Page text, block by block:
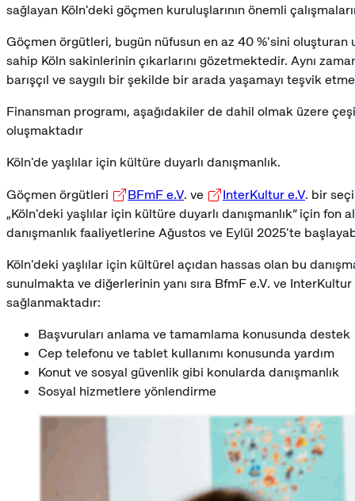
sağlayan Köln'deki göçmen kuruluşlarının önemli
Göçmen örgütleri, bugün nüfusun en az 40 %'sini oluşturan
sahip Köln sakinlerinin çıkarlarını gözetmektedir. Aynı
barışçıl ve saygılı bir şekilde bir arada yaşamayı teşvik
Finansman programı, aşağıdakiler de dahil olmak üzere
oluşmaktadır
Köln'de yaşlılar için kültüre duyarlı danışmanlık.
Göçmen örgütleri
BFmF e.V. ve InterKultur e.V. bir
„Köln'deki yaşlılar için kültüre duyarlı danışmanlık“ için fon
danışmanlık faaliyetlerine Ağustos ve Eylül 2025'te
Köln'deki yaşlılar için kültürel açıdan hassas olan bu
sunulmakta ve diğerlerinin yanı sıra BfmF e.V. ve InterKultur
sağlanmaktadır:
Başvuruları anlama ve tamamlama konusunda destek
Cep telefonu ve tablet kullanımı konusunda yardım
Konut ve sosyal güvenlik gibi konularda danışmanlık
Sosyal hizmetlere yönlendirme